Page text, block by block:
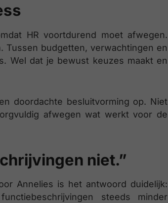
HR voortdurend moet afwegen.
Tussen budgetten, verwachtingen en
Wel dat je bewust keuzes maakt en
doordachte besluitvorming op. Niet
afwegen wat werkt voor de
niet.”
Annelies is het antwoord duidelijk:
steeds minder